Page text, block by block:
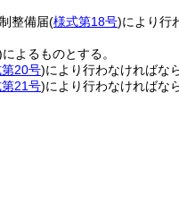
整備届(様式第18号)により行
によるものとする。
20号)により行わなければな
21号)により行わなければな